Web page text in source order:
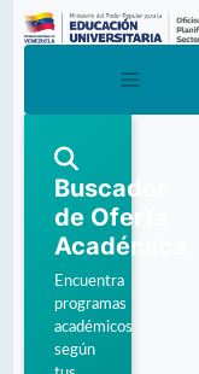
Buscador
de Oferta
Académica
Encuentra
programas
académicos
según